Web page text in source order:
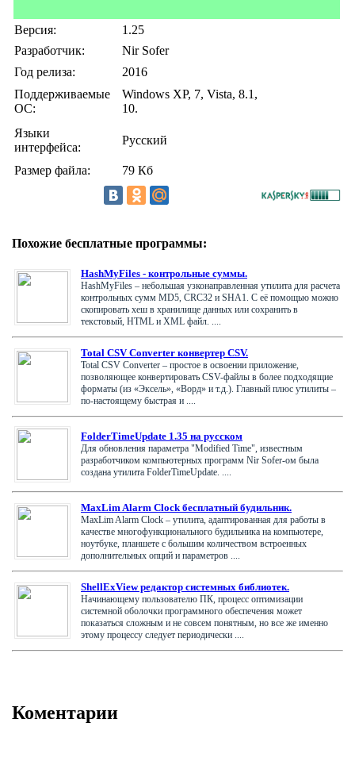
Версия:
1.25
Разработчик:
Nir Sofer
Год релиза:
2016
Поддерживаемые
ОС:
Windows XP, 7, Vista, 8.1,
10.
Языки
интерфейса:
Русский
Размер файла: 79 Кб
Похожие бесплатные программы:
HashMyFiles - контрольные суммы.
HashMyFiles – небольшая узконаправленная утилита для расчета
контрольных сумм MD5, CRC32 и SHA1. С её помощью можно
скопировать хеш в хранилище данных или сохранить в
текстовый, HTML и XML файл. ....
Total CSV Converter конвертер CSV.
Total CSV Converter – простое в освоении приложение,
позволяющее конвертировать CSV-файлы в более подходящие
форматы (из «Эксель», «Ворд» и т.д.). Главный плюс утилиты –
по-настоящему быстрая и ....
FolderTimeUpdate 1.35 на русском
Для обновления параметра "Modified Time", известным
разработчиком компьютерных программ Nir Sofer-ом была
создана утилита FolderTimeUpdate. ....
MaxLim Alarm Clock бесплатный будильник.
MaxLim Alarm Clock – утилита, адаптированная для работы в
качестве многофункционального будильника на компьютере,
ноутбуке, планшете с большим количеством встроенных
дополнительных опций и параметров ....
ShellExView редактор системных библиотек.
Начинающему пользователю ПК, процесс оптимизации
системной оболочки программного обеспечения может
показаться сложным и не совсем понятным, но все же именно
этому процессу следует периодически ....
Коментарии